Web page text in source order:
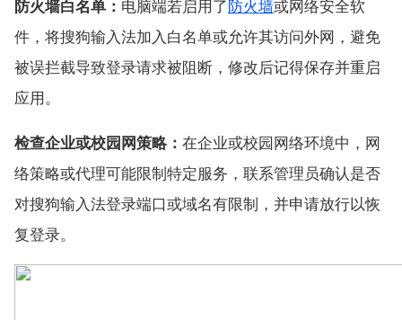
防火墙白名单： 电脑端若启用了防火墙或网络安全软
件，将搜狗输入法加入白名单或允许其访问外网，避免
被误拦截导致登录请求被阻断，修改后记得保存并重启
应用。
检查企业或校园网策略： 在企业或校园网络环境中，网
络策略或代理可能限制特定服务，联系管理员确认是否
对搜狗输入法登录端口或域名有限制，并申请放行以恢
复登录。